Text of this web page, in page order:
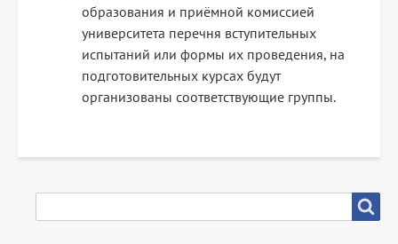
образования и приёмной комиссией
университета перечня вступительных
испытаний или формы их проведения, на
подготовительных курсах будут
организованы соответствующие группы.